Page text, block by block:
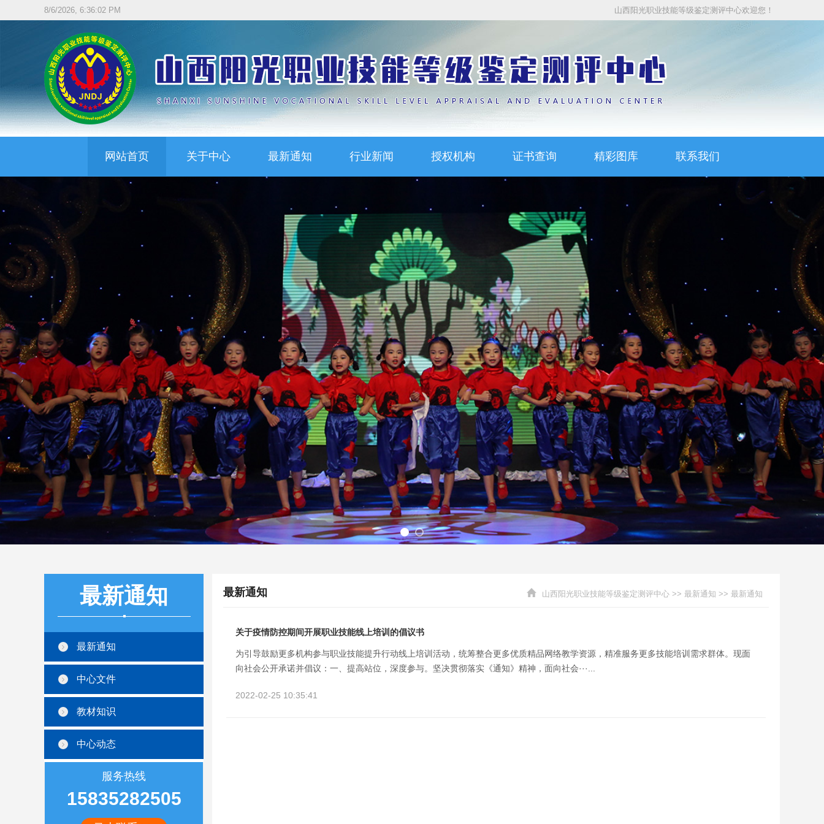
8/6/2026, 6:36:03 PM 山西阳光职业技能等级鉴定测评中心欢迎您！
网站首页 关于中心 最新通知 行业新闻 授权机构 证书查询 精彩图库 联系我们
最新通知
最新通知
中心文件
教材知识
中心动态
服务热线
15835282505
最新通知 山西阳光职业技能等级鉴定测评中心 >> 最新通知 >> 最新通知
关于疫情防控期间开展职业技能线上培训的倡议书
为引导鼓励更多机构参与职业技能提升行动线上培训活动，统筹整合更多优质精品网络教学资源，精准服务更多技能培训需求群体。现面
向社会公开承诺并倡议：一、提高站位，深度参与。坚决贯彻落实《通知》精神，面向社会···...
2022-02-25 10:35:41